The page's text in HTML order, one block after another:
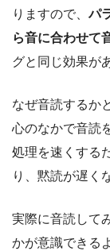
りますので、パ
ら音に合わせて
グと同じ効果が
なぜ音読するか
心のなかで音読
処理を速くする
り、黙読が遅く
実際に音読して
かが意識できる